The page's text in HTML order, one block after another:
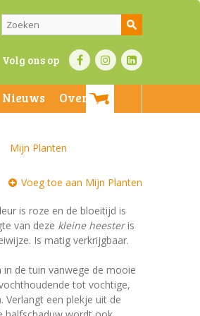
Volg ons op
Nieuws
Over ons
Mijn Planten
Voeg toe aan Mijn Planten
is roze en de bloeitijd is
van deze kleine heesteris
Is matig verkrijgbaar.
de tuin vanwege de mooie
tot vochtige,
Verlangt een plekje uit de